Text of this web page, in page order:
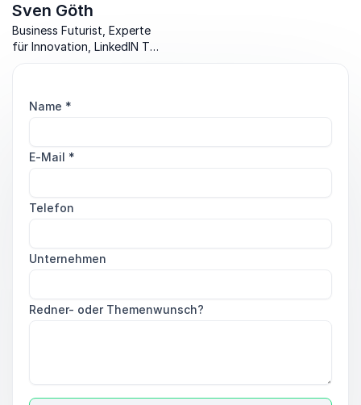
Sven Göth
Business Futurist, Experte
für Innovation, LinkedIN Top
Deutschland“.
Name *
E-Mail *
Telefon
Unternehmen
Redner- oder Themenwunsch?